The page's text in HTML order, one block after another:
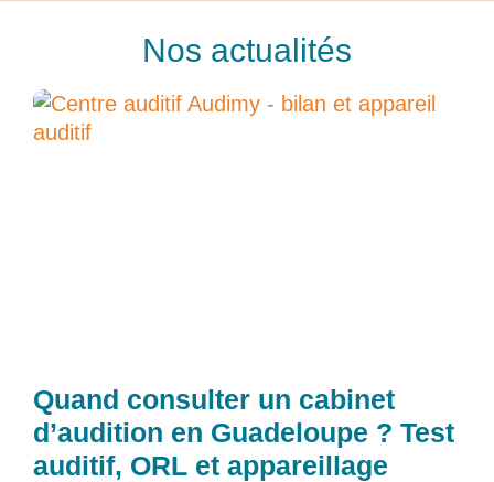
Nos actualités
Quand consulter un cabinet
d’audition en Guadeloupe ? Test
auditif, ORL et appareillage